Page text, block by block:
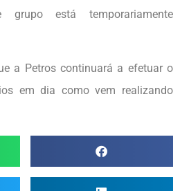
grupo está temporariamente
a Petros continuará a efetuar o
em dia como vem realizando